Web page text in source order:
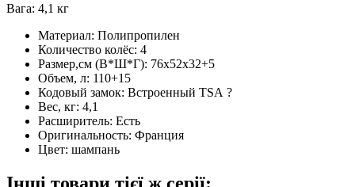
Вага: 4,1 кг
Материал: Полипропилен
Количество колёс: 4
Размер,см (В*Ш*Г): 76x52х32+5
Объем, л: 110+15
Кодовый замок: Встроенный TSA ?
Вес, кг: 4,1
Расширитель: Есть
Оригинальность: Франция
Цвет: шампань